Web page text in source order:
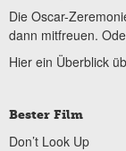
Die Oscar-
dann mitfreuen.
Hier ein Überblick
Bester Film
Don’t Look Up